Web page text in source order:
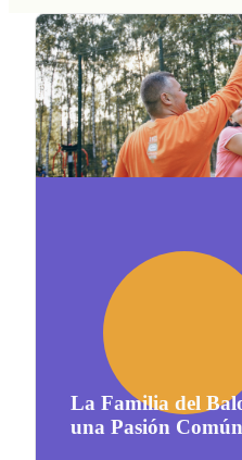
La Familia del
una Pasión Común